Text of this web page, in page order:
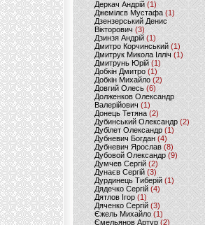
Деркач Андрій(1)
Джемілєв Мустафа (1)
Дзензерський Денис
Вікторович (3)
Дзинзя Андрій (1)
Дмитро Корчинський (1)
Дмитрук Микола Ілліч (1)
Дмитрунь Юрій (1)
Добкін Дмитро(1)
Добкін Михайло (2)
Довгий Олесь (6)
Долженков Олександр
Валерійович (1)
Донець Тетяна (2)
Дубинський Олександр(2)
Дубілет Олександр (1)
Дубневич Богдан (4)
Дубневич Ярослав (8)
Дубовой Олександр(9)
Думчев Сергій (2)
Дунаєв Сергій(3)
Дурдинець Тиберій (1)
Дядечко Сергій (4)
Дятлов Ігор (1)
Дяченко Сергій (3)
Єжель Михайло (1)
Ємельянов Артур (2)